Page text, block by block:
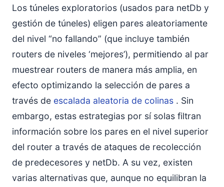
Los túneles exploratorios (usados para netDb y
gestión de túneles) eligen pares aleatoriamente
del nivel “no fallando” (que incluye también
routers de niveles ‘mejores’), permitiendo al par
muestrear routers de manera más amplia, en
efecto optimizando la selección de pares a
través de escalada aleatoria de colinas . Sin
embargo, estas estrategias por sí solas filtran
información sobre los pares en el nivel superior
del router a través de ataques de recolección
de predecesores y netDb. A su vez, existen
varias alternativas que, aunque no equilibran la